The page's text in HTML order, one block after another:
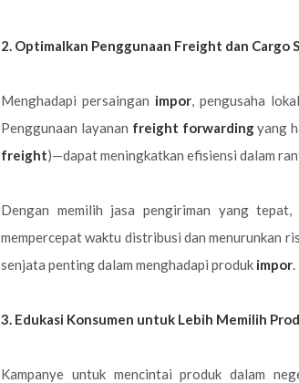
2. Optimalkan Penggunaan Freight dan Cargo
Menghadapi persaingan impor, pengusaha
Penggunaan layanan freight forwardingyang
freight)—dapat meningkatkan efisiensi dalam
Dengan memilih jasa pengiriman yang
mempercepat waktu distribusi dan menurunkan
senjata penting dalam menghadapi produk impor.
3. Edukasi Konsumen untuk Lebih Memilih
Kampanye untuk mencintai produk dalam